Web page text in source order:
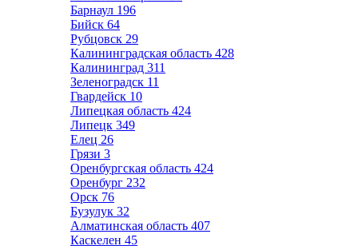
Барнаул 196
Бийск 64
Рубцовск 29
Калининградская область 428
Калининград 311
Зеленоградск 11
Гвардейск 10
Липецкая область 424
Липецк 349
Елец 26
Грязи 3
Оренбургская область 424
Оренбург 232
Орск 76
Бузулук 32
Алматинская область 407
Каскелен 45